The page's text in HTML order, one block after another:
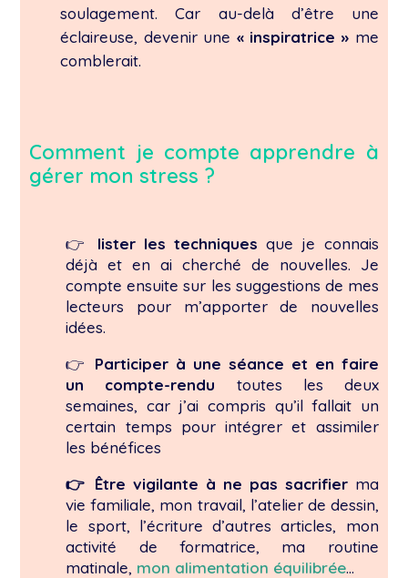
soulagement. Car au-delà d’être une
éclaireuse, devenir une « inspiratrice » me
comblerait.
Comment je compte apprendre à
gérer mon stress ?
👉 lister les techniques que je connais
déjà et en ai cherché de nouvelles. Je
compte ensuite sur les suggestions de mes
lecteurs pour m’apporter de nouvelles
idées.
👉
Participer à une séance et en faire
un compte-rendu toutes les deux
semaines, car j’ai compris qu’il fallait un
certain temps pour intégrer et assimiler
les bénéfices
👉 Être vigilante à ne pas sacrifier ma
vie familiale, mon travail, l’atelier de dessin,
le sport, l’écriture d’autres articles, mon
activité de formatrice, ma routine
matinale, mon alimentation équilibrée…